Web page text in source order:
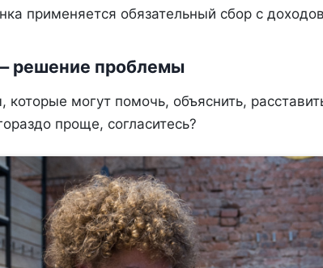
применяется обязательный сбор с
решение проблемы
которые могут помочь, объяснить,
проще, согласитесь?